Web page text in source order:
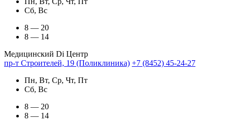
Сб, Вс
8 — 20
8 — 14
Медицинский Di Центр
пр-т Строителей, 19 (Поликлиника) +7 (8452) 45-24-27
Пн, Вт, Ср, Чт, Пт
Сб, Вс
8 — 20
8 — 14